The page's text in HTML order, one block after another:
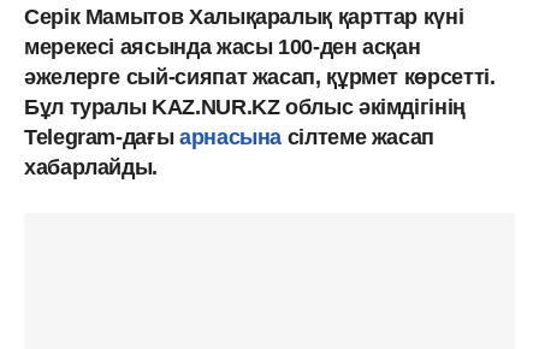
Серік Мамытов Халықаралық қарттар күні
мерекесі аясында жасы 100-ден асқан
әжелерге сый-сияпат жасап, құрмет көрсетті.
Бұл туралы KAZ.NUR.KZ облыс әкімдігінің
Telegram-дағы арнасына сілтеме жасап
хабарлайды.